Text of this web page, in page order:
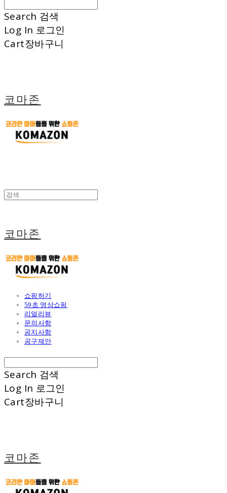
Search 검색
Log In 로그인
Cart장바구니
코마존
코마존
쇼핑하기
59초 영상쇼핑
리얼리뷰
문의사항
공지사항
공구제안
Search 검색
Log In 로그인
Cart장바구니
코마존